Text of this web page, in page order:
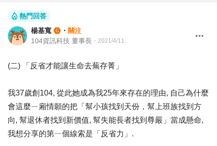
熱門回答
楊基寬
・ 關注
104資訊科技 董事長 ・ 2021/4/11
(二) 「反省才能讓生命去蕪存菁」
我37歲創104, 從此她成為我25年來存在的理由, 自己為什麼
會這麼ㄧ廂情願的把「幫小孩找到天份，幫上班族找到方
向, 幫退休者找到新價值, 幫失能長者找到尊嚴」當成懸命,
我想分享的第ㄧ個線索是「反省力」.